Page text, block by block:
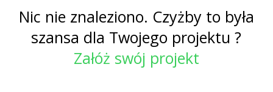
Nic nie znaleziono. Czyżby to była
szansa dla Twojego projektu ?
Załóż swój projekt